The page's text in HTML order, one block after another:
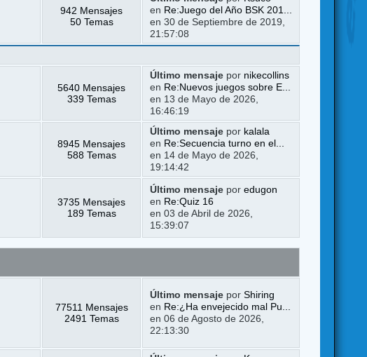
942 Mensajes
50 Temas
en Re:Juego del Año BSK 201...
en 30 de Septiembre de 2019,
21:57:08
5640 Mensajes
339 Temas
Último mensajepor nikecollins
en Re:Nuevos juegos sobre E...
en 13 de Mayo de 2026,
16:46:19
8945 Mensajes
588 Temas
Último mensajepor kalala
en Re:Secuencia turno en el...
en 14 de Mayo de 2026,
19:14:42
3735 Mensajes
189 Temas
Último mensajepor edugon
en Re:Quiz 16
en 03 de Abril de 2026,
15:39:07
77511 Mensajes
2491 Temas
Último mensajepor Shiring
en Re:¿Ha envejecido mal Pu...
en 06 de Agosto de 2026,
22:13:30